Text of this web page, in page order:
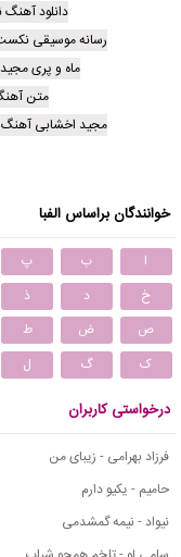
دانلود
رسانه موسیقی
ماه و پری
متن
مجید اخشابی آهنگ
خوانندگان براساس الفبا
ا ب پ
خ
د ذ
ص
ض ط
ک
گ ل
درخواستی کاربران
فرزاد بهرامی - زیبای من
حامیم - یکیو دارم
نیواد - نیمه گمشدمی